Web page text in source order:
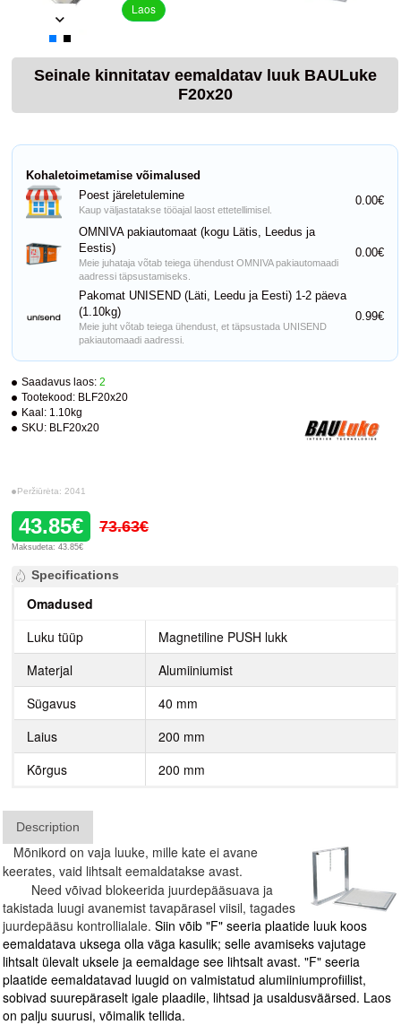
Laos
Seinale kinnitatav eemaldatav luuk BAULuke
F20x20
Saadavus laos: 2
Tootekood: BLF20x20
Kaal: 1.10kg
SKU: BLF20x20
Peržiūrėta: 2041
43.85€ 73.63€
Maksudeta: 43.85€
Kohaletoimetamise võimalused
Poest järeletulemine
Kaup väljastatakse tööajal laost ettetellimisel.
0.00€
OMNIVA pakiautomaat (kogu Lätis, Leedus ja
Eestis)
Meie juhataja võtab teiega ühendust OMNIVA pakiautomaadi
aadressi täpsustamiseks.
0.00€
Pakomat UNISEND (Läti, Leedu ja Eesti) 1-2 päeva
(1.10kg)
Meie juht võtab teiega ühendust, et täpsustada UNISEND
pakiautomaadi aadressi.
0.99€
Specifications
Omadused
Luku tüüp
Magnetiline PUSH lukk
Materjal
Alumiiniumist
Sügavus
40 mm
Laius
200 mm
Kõrgus
200 mm
Description
Mõnikord on vaja luuke, mille kate ei avane
keerates, vaid lihtsalt eemaldatakse avast.
Need võivad blokeerida juurdepääsuava ja
takistada luugi avanemist tavapärasel viisil, tagades
juurdepääsu kontrollialale. Siin võib "F" seeria plaatide luuk koos
eemaldatava uksega olla väga kasulik; selle avamiseks vajutage
lihtsalt ülevalt uksele ja eemaldage see lihtsalt avast. "F" seeria
plaatide eemaldatavad luugid on valmistatud alumiiniumprofiilist,
sobivad suurepäraselt igale plaadile, lihtsad ja usaldusväärsed. Laos
on palju suurusi, võimalik tellida.